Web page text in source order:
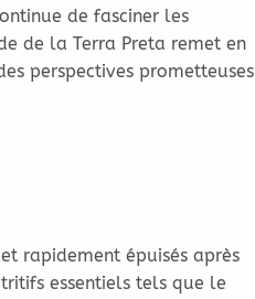
de fasciner les
de la Terra Preta remet en
perspectives prometteuses
rapidement épuisés après
essentiels tels que le